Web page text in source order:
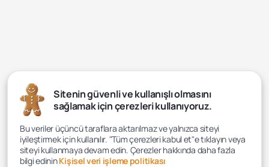
Sitenin güvenli ve kullanışlı olmasını
sağlamak için çerezleri kullanıyoruz.
Bu veriler üçüncü taraflara aktarılmaz ve yalnızca siteyi
iyileştirmek için kullanılır. "Tüm çerezleri kabul et"e tıklayın veya
siteyi kullanmaya devam edin. Çerezler hakkında daha fazla
bilgi edininKişisel veri işleme politikası